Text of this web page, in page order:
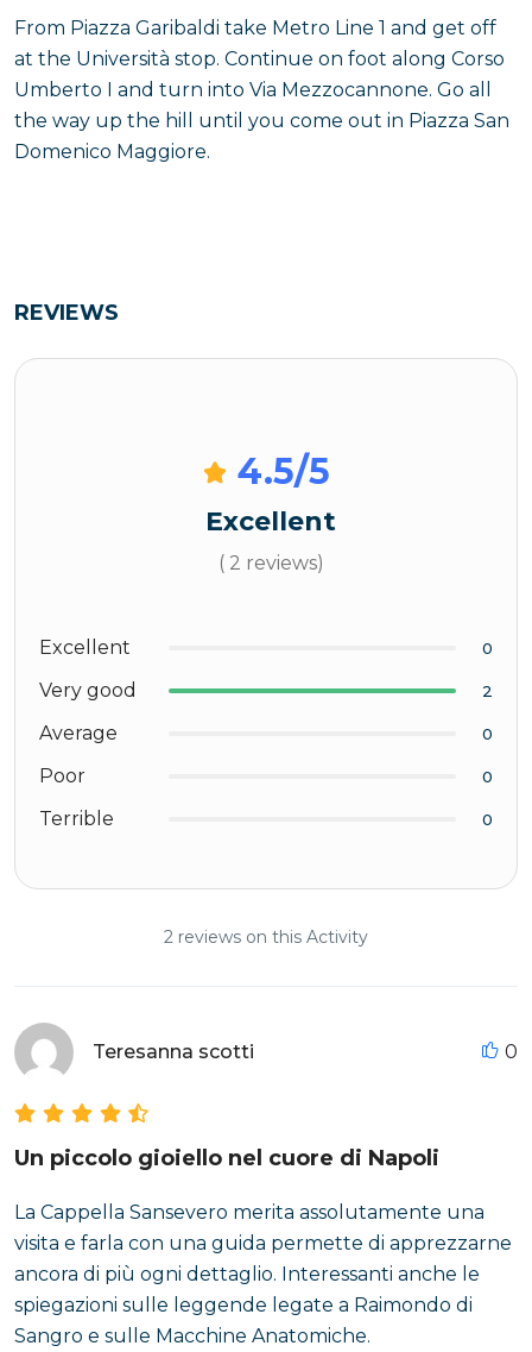
From Piazza Garibaldi take Metro Line 1 and get off
at the Università stop. Continue on foot along Corso
Umberto I and turn into Via Mezzocannone. Go all
the way up the hill until you come out in Piazza San
Domenico Maggiore.
REVIEWS
4.5/5
Excellent
( 2 reviews)
Excellent 0
Very good 2
Average 0
Poor 0
Terrible 0
2 reviews on this Activity
Teresanna scotti 0
Un piccolo gioiello nel cuore di Napoli
La Cappella Sansevero merita assolutamente una
visita e farla con una guida permette di apprezzarne
ancora di più ogni dettaglio. Interessanti anche le
spiegazioni sulle leggende legate a Raimondo di
Sangro e sulle Macchine Anatomiche.